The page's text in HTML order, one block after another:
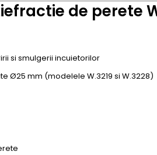
de perete
si smulgerii incuietorilor
Ø25 mm (modelele W.3219 si W.3228)